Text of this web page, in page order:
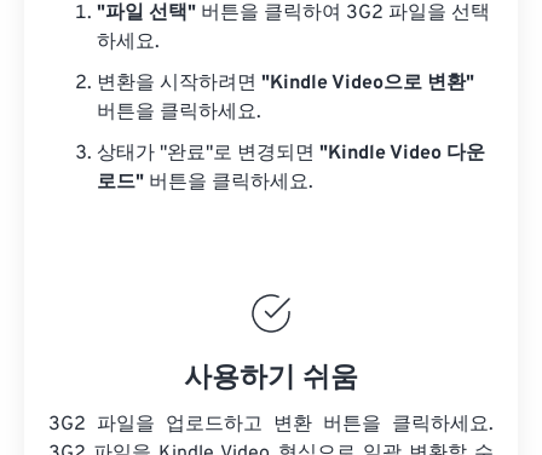
"파일 선택" 버튼을 클릭하여 3G2 파일을 선택
하세요.
변환을 시작하려면 "Kindle Video으로 변환"
버튼을 클릭하세요.
상태가 "완료"로 변경되면 "Kindle Video 다운
로드" 버튼을 클릭하세요.
사용하기 쉬움
3G2 파일을 업로드하고 변환 버튼을 클릭하세요.